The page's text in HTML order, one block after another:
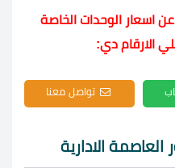
اسعار الوحدات الخاصة
الارقام دي:
تواصل معنا
العاصمة الادارية